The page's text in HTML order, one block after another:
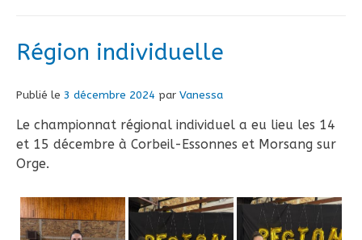
Région individuelle
Publié le 3 décembre 2024 par Vanessa
Le championnat régional individuel a eu lieu les 14
et 15 décembre à Corbeil-Essonnes et Morsang sur
Orge.